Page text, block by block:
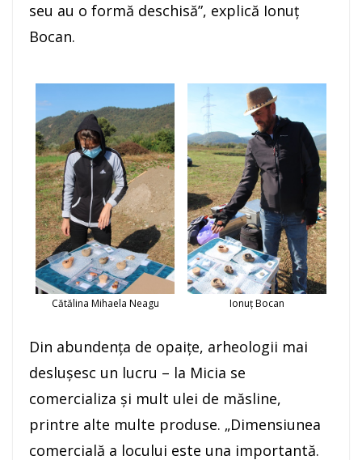
seu au o formă deschisă”, explică Ionuţ
Bocan.
Cătălina Mihaela Neagu Ionuț Bocan
Din abundenţa de opaiţe, arheologii mai
desluşesc un lucru – la Micia se
comercializa şi mult ulei de măsline,
printre alte multe produse. „Dimensiunea
comercială a locului este una importantă.